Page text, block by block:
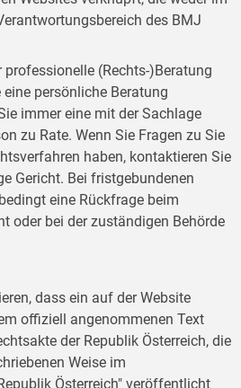
des BMJ
(Rechts-)Beratung
persönliche Beratung
immer eine mit der Sachlage
zu Rate. Wenn Sie Fragen zu Sie
haben, kontaktieren Sie
Gericht. Bei fristgebundenen
eine Rückfrage beim
oder bei der zuständigen Behörde
dass ein auf der Website
offiziell angenommenen Text
der Republik Österreich, die
Weise im
Österreich" veröffentlicht